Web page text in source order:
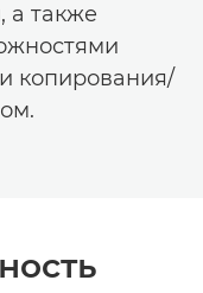
а также
копирования/